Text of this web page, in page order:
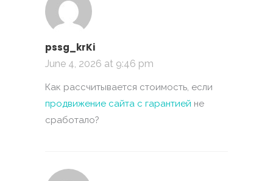
pssg_krKi
June 4, 2026 at 9:46 pm
Как рассчитывается стоимость, если
продвижение сайта с гарантией не
сработало?